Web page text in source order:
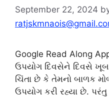
September 22, 2024
Google Read Along
ઉપયોગ દિવસેને દિવસે ખૂબ
ચિંતા છે કે તેમનો બાળક
ઉપયોગ કરી રહ્યા છે. પરંતુ